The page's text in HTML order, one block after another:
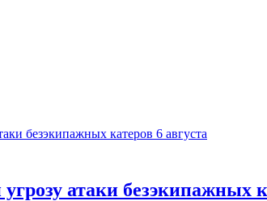
атаки безэкипажных